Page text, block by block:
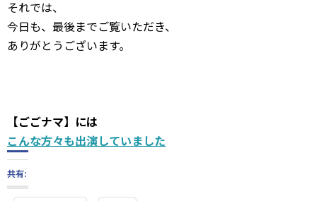
それでは、
今日も、最後までご覧いただき、
ありがとうございます。
【ごごナマ】には
こんな方々も出演していました
共有: